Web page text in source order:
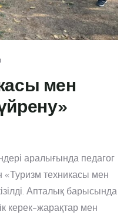
мен
аралығында педагог
«Туризм техникасы мен
Апталық барысында
керек-жарақтар мен